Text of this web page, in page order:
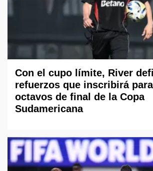
Con el cupo límite, River
refuerzos que inscribirá
octavos de final de la Copa
Sudamericana